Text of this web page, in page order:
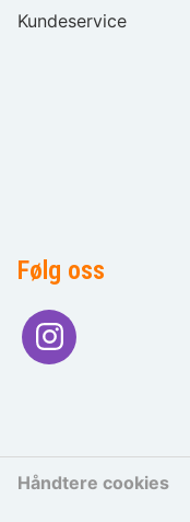
Kundeservice
Følg oss
Håndtere cookies